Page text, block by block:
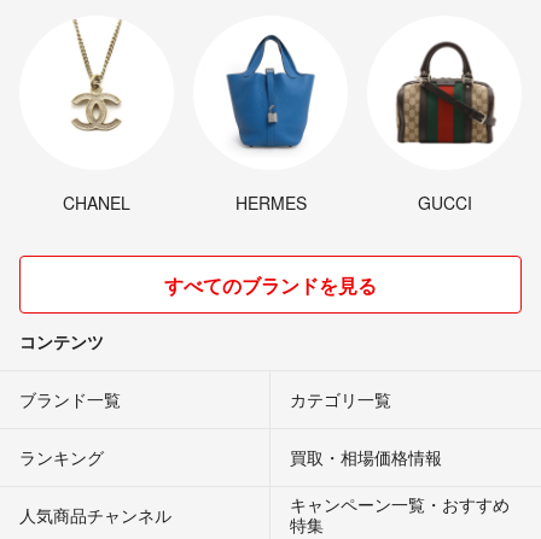
CHANEL HERMES GUCCI
すべてのブランドを見る
コンテンツ
ブランド一覧 カテゴリ一覧
ランキング 買取・相場価格情報
人気商品チャンネル
キャンペーン一覧・おすすめ
特集